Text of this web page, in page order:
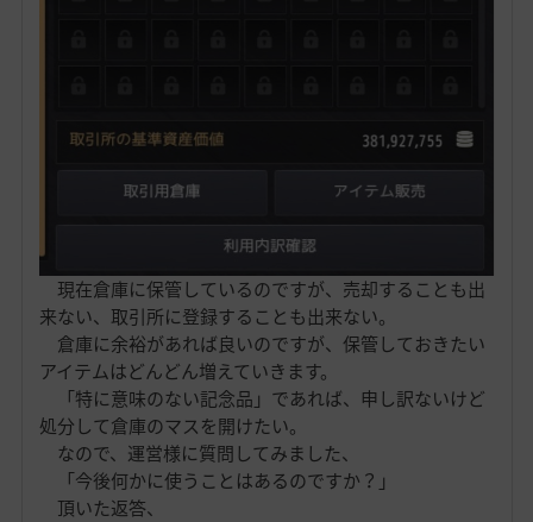
現在倉庫に保管しているのですが、売却することも出
来ない、取引所に登録することも出来ない。
倉庫に余裕があれば良いのですが、保管しておきたい
アイテムはどんどん増えていきます。
「特に意味のない記念品」であれば、申し訳ないけど
処分して倉庫のマスを開けたい。
なので、運営様に質問してみました、
「今後何かに使うことはあるのですか？」
頂いた返答、